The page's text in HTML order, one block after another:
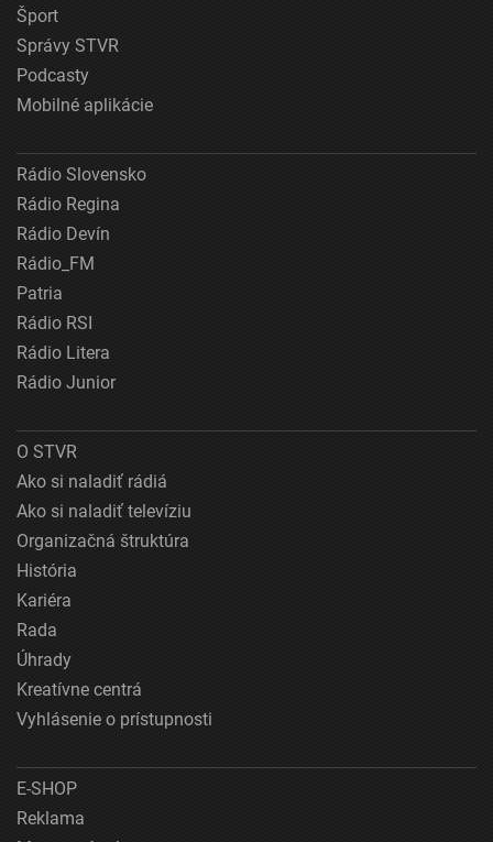
Šport
Správy STVR
Podcasty
Mobilné aplikácie
Rádio Slovensko
Rádio Regina
Rádio Devín
Rádio_FM
Patria
Rádio RSI
Rádio Litera
Rádio Junior
O STVR
Ako si naladiť rádiá
Ako si naladiť televíziu
Organizačná štruktúra
História
Kariéra
Rada
Úhrady
Kreatívne centrá
Vyhlásenie o prístupnosti
E-SHOP
Reklama